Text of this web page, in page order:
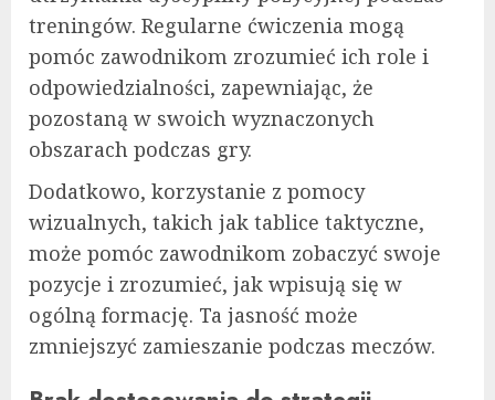
treningów. Regularne ćwiczenia mogą
pomóc zawodnikom zrozumieć ich role i
odpowiedzialności, zapewniając, że
pozostaną w swoich wyznaczonych
obszarach podczas gry.
Dodatkowo, korzystanie z pomocy
wizualnych, takich jak tablice taktyczne,
może pomóc zawodnikom zobaczyć swoje
pozycje i zrozumieć, jak wpisują się w
ogólną formację. Ta jasność może
zmniejszyć zamieszanie podczas meczów.